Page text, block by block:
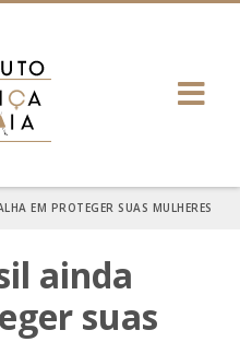
EM PROTEGER SUAS MULHERES
ainda
suas